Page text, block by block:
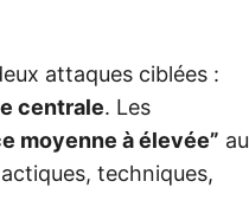
attaques ciblées :
centrale. Les
moyenne à élevée” au
techniques,